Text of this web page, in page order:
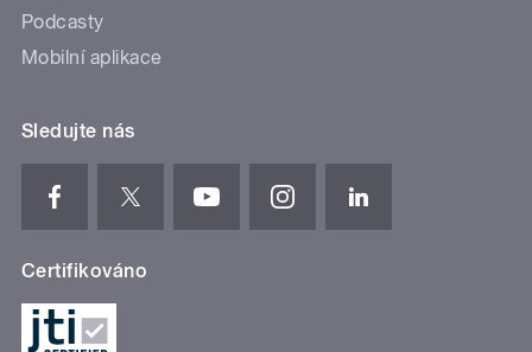
Podcasty
Mobilní aplikace
Sledujte nás
Certifikováno